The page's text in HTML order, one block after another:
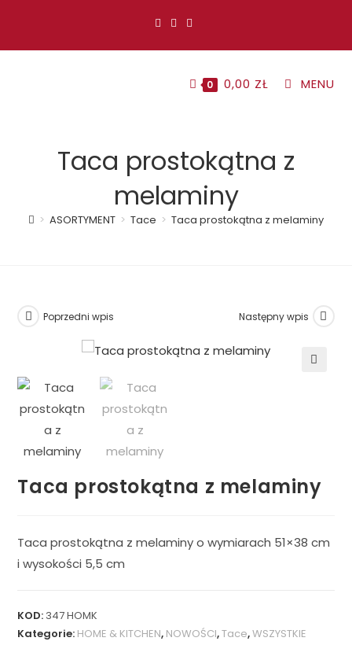
0 0,00 ZŁ MENU
Taca prostokątna z
melaminy
> ASORTYMENT > Tace > Taca prostokątna z melaminy
Poprzedni wpis Następny wpis
Taca prostokątna z melaminy
Taca prostokątna z melaminy o wymiarach 51×38 cm
i wysokości 5,5 cm
KOD: 347 HOMK
Kategorie: HOME & KITCHEN, NOWOŚCI,Tace,WSZYSTKIE